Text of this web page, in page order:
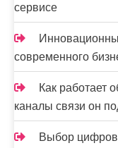
сервисе
современного
Как работает
каналы связи он
Выбор